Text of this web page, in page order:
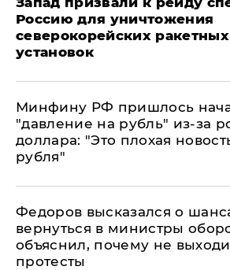
Россию для уничтожения
северокорейских ракетных
установок
Минфину РФ пришлось
"давление на рубль" из-за
доллара: "Это плохая
рубля"
Федоров высказался о
вернуться в министры
объяснил, почему не
протесты